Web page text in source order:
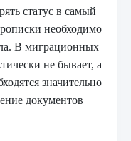
статус в самый
необходимо
В миграционных
не бывает, а
значительно
документов